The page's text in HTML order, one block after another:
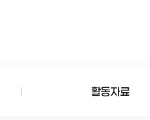
활동자료